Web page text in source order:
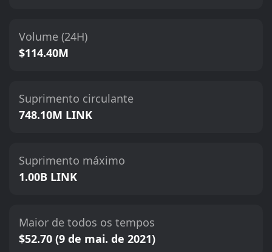
Volume (24H)
$114.40M
Suprimento circulante
748.10M LINK
Suprimento máximo
1.00B LINK
Maior de todos os tempos
$52.70 (9 de mai. de 2021)